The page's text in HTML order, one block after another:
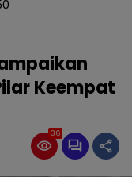
Keempat
36